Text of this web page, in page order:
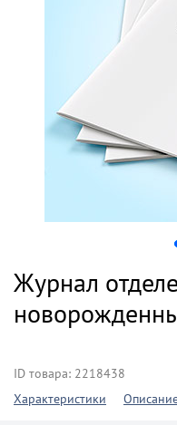
Журнал
ID товара: 2218438
Характеристики